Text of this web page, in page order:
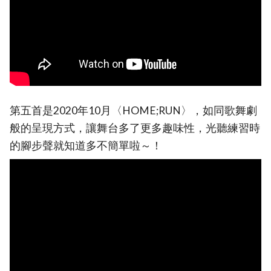
第五首是2020年10月〈HOME;RUN〉，如同歌舞劇
般的呈現方式，讓舞台多了更多趣味性，光聽練習時
的腳步聲就知道多不簡單啦～！